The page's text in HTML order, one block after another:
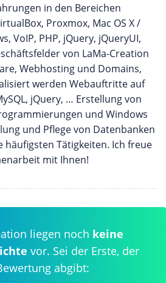
in den Bereichen
Proxmox, Mac OS X /
VoIP, PHP, jQuery, jQueryUI,
von LaMa-Creation
Webhosting und Domains,
werden Webauftritte auf
jQuery, … Erstellung von
und Windows
und Pflege von Datenbanken
häufigsten Tätigkeiten. Ich freue
mit Ihnen!
liegen noch keine
vor. Sei der Erste, der
abgibt: